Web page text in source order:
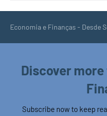
Economia e Finanças - Desde
Discover
Subscribe now to keep